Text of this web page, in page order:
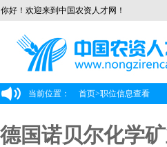
你好！欢迎来到中国农资人才网！
当前位置： 首页>职位信息查看
德国诺贝尔化学